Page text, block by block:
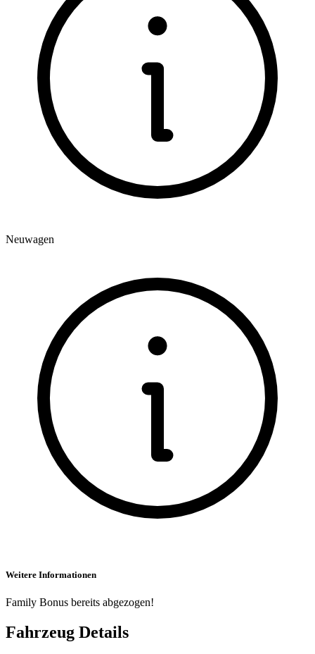
Neuwagen
Weitere Informationen
Family Bonus bereits abgezogen!
Fahrzeug Details